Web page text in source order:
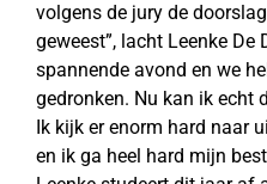
volgens de jury de
geweest”, lacht Leenke De
spannende avond en we
gedronken. Nu kan ik echt
Ik kijk er enorm hard naar
en ik ga heel hard mijn